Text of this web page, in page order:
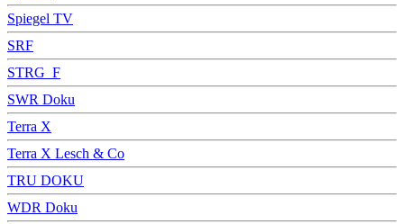
Spiegel TV
SRF
STRG_F
SWR Doku
Terra X
Terra X Lesch & Co
TRU DOKU
WDR Doku